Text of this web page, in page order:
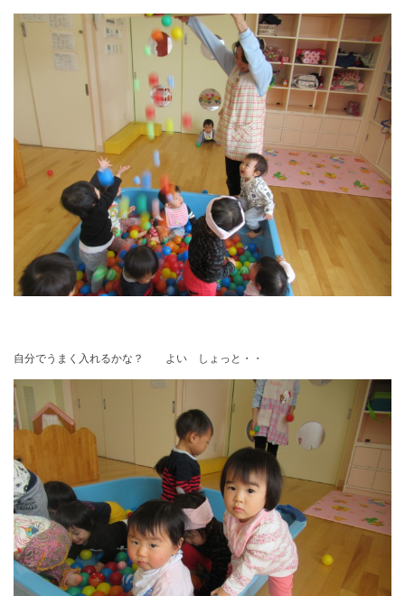
自分でうまく入れるかな？ よい しょっと・・